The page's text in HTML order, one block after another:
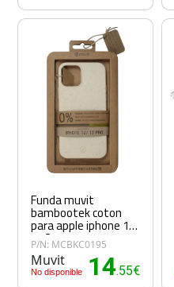
Funda muvit
bambootek coton
para apple iphone 12
- 12 pro
P/N: MCBKC0195
Muvit
No disponible 14.55€